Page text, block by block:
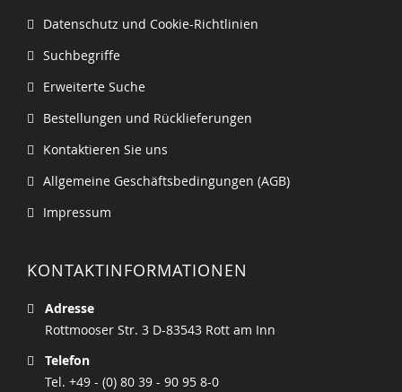
Datenschutz und Cookie-Richtlinien
Suchbegriffe
Erweiterte Suche
Bestellungen und Rücklieferungen
Kontaktieren Sie uns
Allgemeine Geschäftsbedingungen (AGB)
Impressum
KONTAKTINFORMATIONEN
Adresse
Rottmooser Str. 3 D-83543 Rott am Inn
Telefon
Tel. +49 - (0) 80 39 - 90 95 8-0